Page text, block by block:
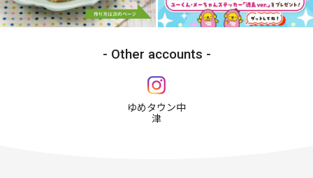
Other accounts
ゆめタウン中
津